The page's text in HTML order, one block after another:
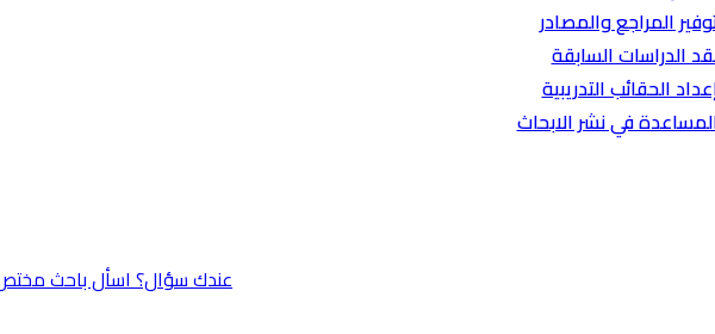
المراجع والمصادر
الدراسات السابقة
الحقائب التدريبية
في نشر الابحاث
عندك سؤال؟ اسأل باحث